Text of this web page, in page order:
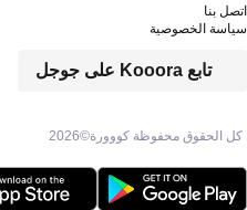
كل الحقوق محفوظة كووورة©2026
تابع Kooora على جوجل
اتصل بنا
سياسة الخصوصية